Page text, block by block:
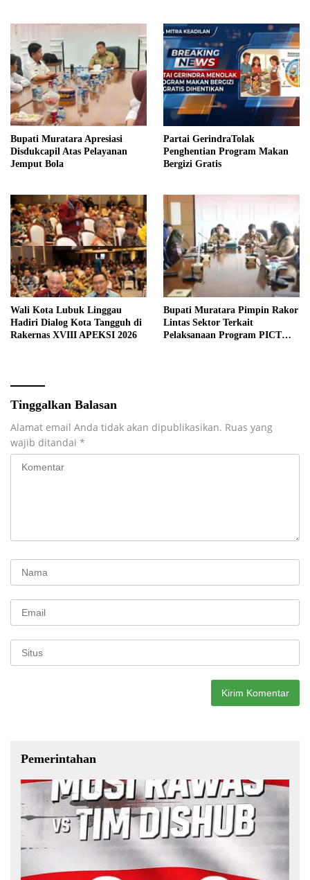
Bupati Muratara Apresiasi
Disdukcapil Atas Pelayanan
Jemput Bola
Partai GerindraTolak
Penghentian Program Makan
Bergizi Gratis
Wali Kota Lubuk Linggau
Hadiri Dialog Kota Tangguh di
Rakernas XVIII APEKSI 2026
Bupati Muratara Pimpin Rakor
Lintas Sektor Terkait
Pelaksanaan Program PICT
Tinggalkan Balasan
Alamat email Anda tidak akan dipublikasikan. Ruas yang
wajib ditandai *
Pemerintahan